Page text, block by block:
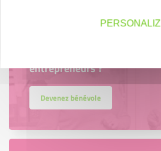
entrepreneurs ?
Devenez bénévole